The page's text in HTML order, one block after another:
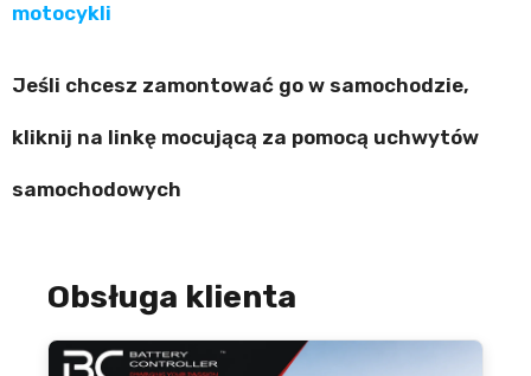
motocykli
Jeśli chcesz zamontować go w samochodzie,
kliknij na linkę mocującą za pomocą uchwytów
samochodowych
Obsługa klienta